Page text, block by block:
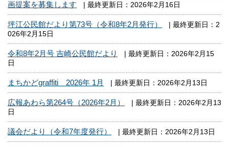
画提案を募集します
| 最終更新日：2026年2月16日
坪江公民館だより第73号（令和8年2月発行）
| 最終更新日：2
026年2月15日
令和8年2月号 吉崎公民館だより
| 最終更新日：2026年2月15
日
まちかどgraffiti 2026年 1月 | 最終更新日：2026年2月13日
広報あわら第264号（2026年2月）
| 最終更新日：2026年2月13
日
議会だより（令和7年度発行） | 最終更新日：2026年2月13日